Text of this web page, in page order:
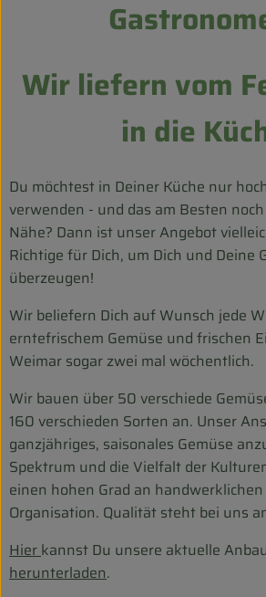
Entspannt durch die FERIEN
Kühltheke
Vorratskammer
Getränke
Kosmetik
Biohof erleben
Biokorb so geht`s
Pferdepension & Reitbetrieb
Firmenkunden
Wir liefern vom
in die
Du möchtest in Deiner Küche nur
verwenden - und das am Besten
Nähe? Dann ist unser Angebot
Richtige für Dich, um Dich und Deine
überzeugen!
Wir beliefern Dich auf Wunsch jede
erntefrischem Gemüse und frischen
Weimar sogar zwei mal wöchentlich.
Wir bauen über 50 verschiede
160 verschieden Sorten an. Unser
ganzjähriges, saisonales Gemüse
Spektrum und die Vielfalt der
einen hohen Grad an
Organisation. Qualität steht bei uns
Hier kannst Du unsere aktuelle
herunterladen.